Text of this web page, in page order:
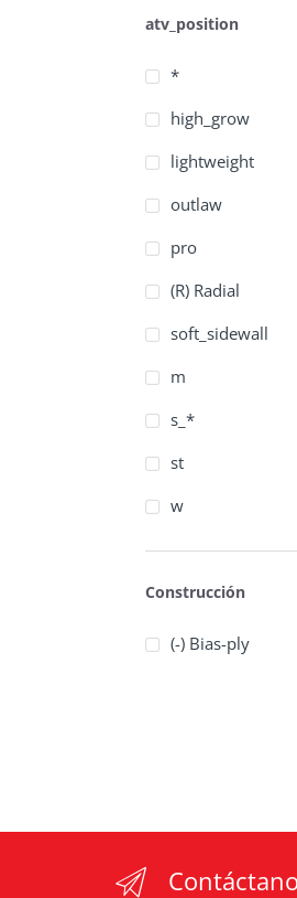
atv_position
*
high_grow
lightweight
outlaw
pro
(R) Radial
soft_sidewall
m
s_*
st
w
Construcción
(-) Bias-ply